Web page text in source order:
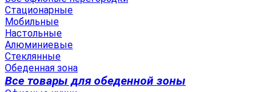
Стационарные
Мобильные
Настольные
Алюминиевые
Стеклянные
Обеденная зона
Все товары для обеденной зоны